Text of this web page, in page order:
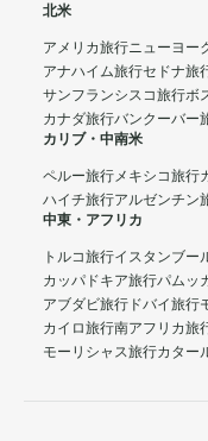
北米
アメリカ旅行ニューヨー
アナハイム旅行セドナ旅
サンフランシスコ旅行ボ
カナダ旅行バンクーバー
カリブ・中南米
ペルー旅行メキシコ旅行
ハイチ旅行アルゼンチン
中東・アフリカ
トルコ旅行イスタンブー
カッパドキア旅行パムッ
アブダビ旅行 ドバイ旅行
カイロ旅行南アフリカ旅
モーリシャス旅行カター